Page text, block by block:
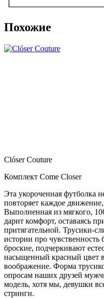
Похожие
Clóser Couture
Комплект Come Closer
Эта укороченная футболка
повторяет каждое
Выполненная из мягкого,
дарит комфорт, оставаясь
притягательной. Трусики-
истории про
броские, подчеркивают
насыщенный красный цвет в
воображение. Форма
опросам наших друзей
модель, хотя мы, девушки
стринги.